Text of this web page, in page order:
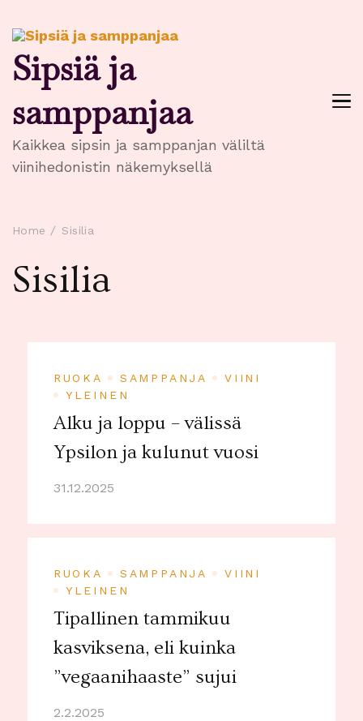
Sipsiä ja
samppanjaa
Kaikkea sipsin ja samppanjan väliltä
viinihedonistin näkemyksellä
Home Sisilia
Sisilia
RUOKA SAMPPANJA
VIINI
YLEINEN
Alku ja loppu – välissä
Ypsilon ja kulunut vuosi
31.12.2025
RUOKA SAMPPANJA
VIINI
YLEINEN
Tipallinen tammikuu
kasviksena, eli kuinka
”vegaanihaaste” sujui
2.2.2025